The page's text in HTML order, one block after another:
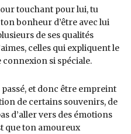
touchant pour lui, tu
bonheur d’être avec lui
de ses qualités
celles qui expliquent le
si spéciale.
et donc être empreint
de certains souvenirs, de
d’aller vers des émotions
que ton amoureux